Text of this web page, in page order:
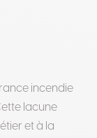
incendie
lacune
et à la